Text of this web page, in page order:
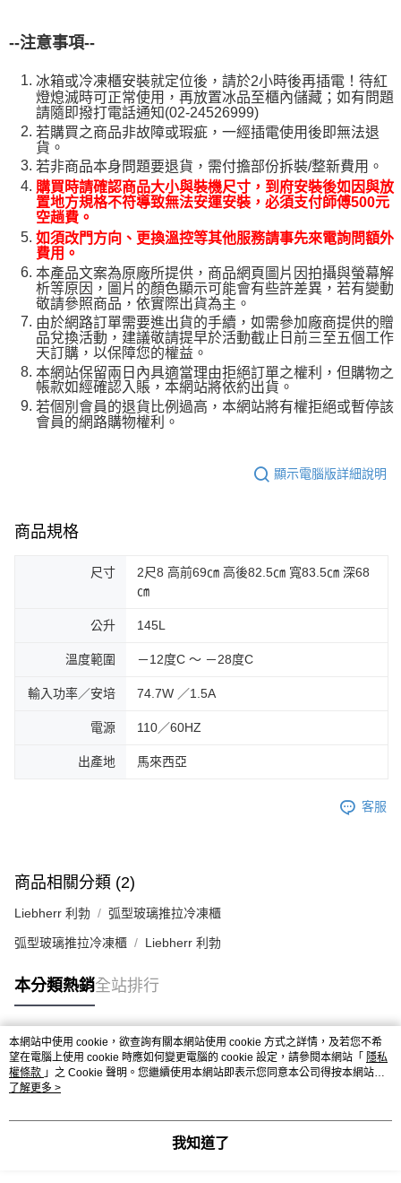
--注意事項--
冰箱或冷凍櫃安裝就定位後，請於2小時後再插電！待紅
燈熄滅時可正常使用，再放置冰品至櫃內儲藏；如有問題
請隨即撥打電話通知(02-24526999)
若購買之商品非故障或瑕疵，一經插電使用後即無法退
貨。
若非商品本身問題要退貨，需付擔部份拆裝/整新費用。
購買時請確認商品大小與裝機尺寸，到府安裝後如因與放
置地方規格不符導致無法安運安裝，必須支付師傅500元
空趟費。
如須改門方向、更換溫控等其他服務請事先來電詢問額外
費用。
本產品文案為原廠所提供，商品網頁圖片因拍攝與螢幕解
析等原因，圖片的顏色顯示可能會有些許差異，若有變動
敬請參照商品，依實際出貨為主。
由於網路訂單需要進出貨的手續，如需參加廠商提供的贈
品兌換活動，建議敬請提早於活動截止日前三至五個工作
天訂購，以保障您的權益。
本網站保留兩日內具適當理由拒絕訂單之權利，但購物之
帳款如經確認入賬，本網站將依約出貨。
若個別會員的退貨比例過高，本網站將有權拒絕或暫停該
會員的網路購物權利。
顯示電腦版詳細說明
商品規格
尺寸
2尺8 高前69㎝ 高後82.5㎝ 寬83.5㎝ 深68
㎝
公升 145L
溫度範圍 －12度C ～ －28度C
輸入功率／安培 74.7W ／1.5A
電源 110／60HZ
出產地 馬來西亞
客服
商品相關分類 (2)
Liebherr 利勃 弧型玻璃推拉冷凍櫃
弧型玻璃推拉冷凍櫃 Liebherr 利勃
本分類熱銷全站排行
熱門標籤
本網站中使用 cookie，欲查詢有關本網站使用 cookie 方式之詳情，及若您不希
望在電腦上使用 cookie 時應如何變更電腦的 cookie 設定，請參閱本網站「 隱私
權條款 」之 Cookie 聲明。您繼續使用本網站即表示您同意本公司得按本網站使
用條款之 Cookie 聲明使用 cookie。
了解更多 >
我知道了